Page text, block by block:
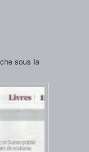
sous la